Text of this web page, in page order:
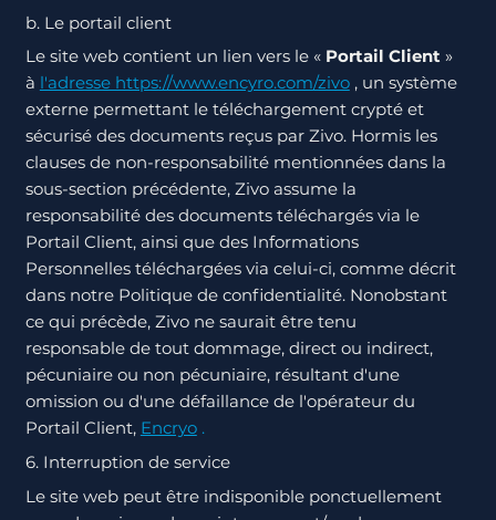
b. Le portail client
Le site web contient un lien vers le «Portail Client»
à l'adresse https://www.encyro.com/zivo, un système
externe permettant le téléchargement crypté et
sécurisé des documents reçus par Zivo. Hormis les
clauses de non-responsabilité mentionnées dans la
sous-section précédente, Zivo assume la
responsabilité des documents téléchargés via le
Portail Client, ainsi que des Informations
Personnelles téléchargées via celui-ci, comme décrit
dans notre Politique de confidentialité. Nonobstant
ce qui précède, Zivo ne saurait être tenu
responsable de tout dommage, direct ou indirect,
pécuniaire ou non pécuniaire, résultant d'une
omission ou d'une défaillance de l'opérateur du
Portail Client, Encryo.
6. Interruption de service
Le site web peut être indisponible ponctuellement